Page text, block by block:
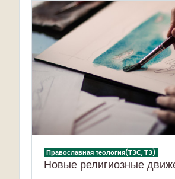
Православная теология(ТЗС, ТЗ)
Новые религиозные